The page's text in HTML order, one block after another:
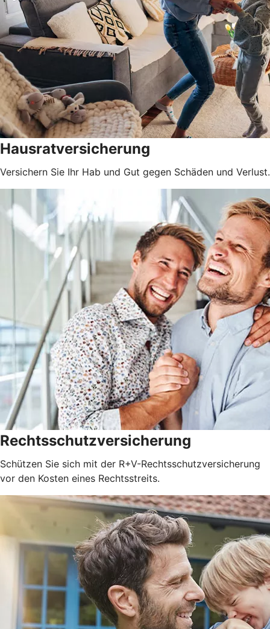
Hausratversicherung
Versichern Sie Ihr Hab und Gut gegen Schäden und Verlust.
Rechtsschutzversicherung
Schützen Sie sich mit der R+V-Rechtsschutzversicherung
vor den Kosten eines Rechtsstreits.